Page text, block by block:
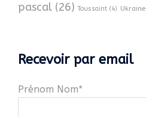
pascal (26) Toussaint (4) Ukraine
Recevoir par email
Prénom Nom*